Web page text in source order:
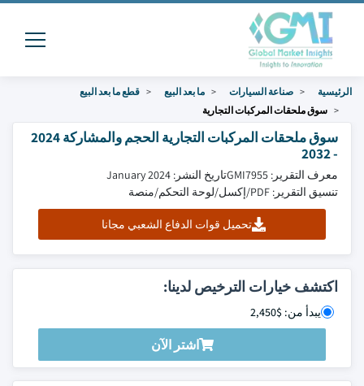
الرئيسية صناعة السيارات ما بعد البيع
قطع ما بعد البيع
سوق ملحقات المركبات التجارية
سوق ملحقات المركبات التجارية الحجم والمشاركة 2024
- 2032
معرف التقرير: GMI7955
تاريخ النشر: January 2024
تنسيق التقرير: PDF/إكسل/لوحة التحكم/منصة
تحميل قوات الدفاع الشعبي مجانا
اكتشف خيارات الترخيص لدينا:
يبدأ من: $2,450
اشتر الآن